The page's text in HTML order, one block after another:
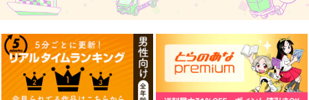
すぎる 2
オーバーラップ
792円 （税込）
サンプル
作品詳細
すぎる 1
オーバーラップ
825 （税込）
サンプル
作品詳細
オーバーラップ
759 （税込）
サンプル
作品詳細